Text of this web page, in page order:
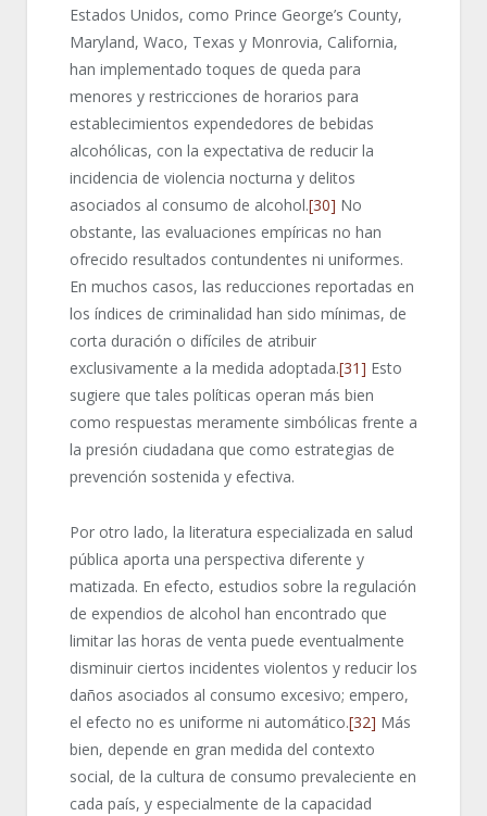
Estados Unidos, como Prince George’s County,
Maryland, Waco, Texas y Monrovia, California,
han implementado toques de queda para
menores y restricciones de horarios para
establecimientos expendedores de bebidas
alcohólicas, con la expectativa de reducir la
incidencia de violencia nocturna y delitos
asociados al consumo de alcohol.[30] No
obstante, las evaluaciones empíricas no han
ofrecido resultados contundentes ni uniformes.
En muchos casos, las reducciones reportadas en
los índices de criminalidad han sido mínimas, de
corta duración o difíciles de atribuir
exclusivamente a la medida adoptada.[31] Esto
sugiere que tales políticas operan más bien
como respuestas meramente simbólicas frente a
la presión ciudadana que como estrategias de
prevención sostenida y efectiva.
Por otro lado, la literatura especializada en salud
pública aporta una perspectiva diferente y
matizada. En efecto, estudios sobre la regulación
de expendios de alcohol han encontrado que
limitar las horas de venta puede eventualmente
disminuir ciertos incidentes violentos y reducir los
daños asociados al consumo excesivo; empero,
el efecto no es uniforme ni automático.[32] Más
bien, depende en gran medida del contexto
social, de la cultura de consumo prevaleciente en
cada país, y especialmente de la capacidad